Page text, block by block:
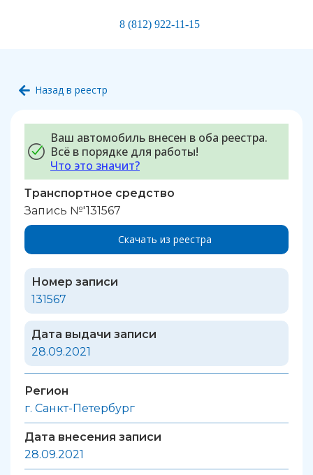
8 (812) 922-11-15
Назад в реестр
Ваш автомобиль внесен в оба реестра.
Всё в порядке для работы!
Что это значит?
Транспортное средство
Запись №'131567
Скачать из реестра
Номер записи
131567
Дата выдачи записи
28.09.2021
Регион
г. Санкт-Петербург
Дата внесения записи
28.09.2021